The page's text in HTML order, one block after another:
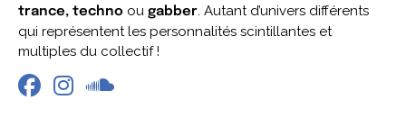
trance, techno ou gabber. Autant d’univers différents
qui représentent les personnalités scintillantes et
multiples du collectif !